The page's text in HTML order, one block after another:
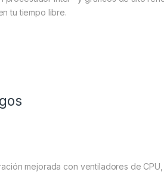
tu tiempo libre.
mejorada con ventiladores de